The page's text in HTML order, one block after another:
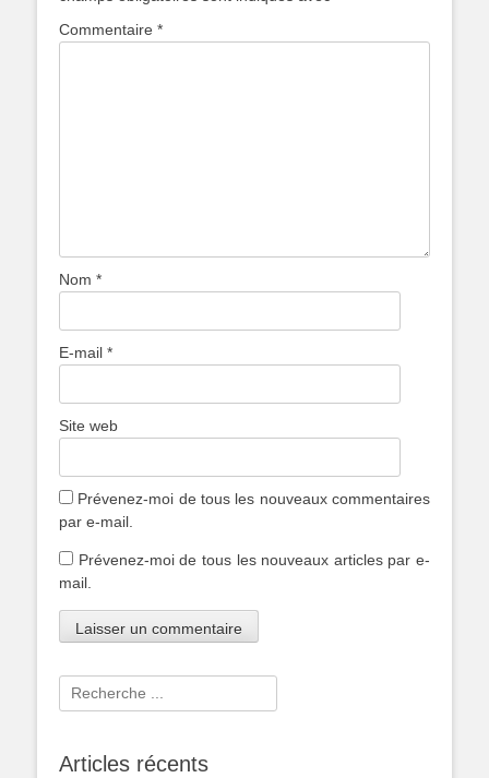
Commentaire *
Nom *
E-mail *
Site web
Prévenez-moi de tous les nouveaux commentaires
par e-mail.
Prévenez-moi de tous les nouveaux articles par e-
mail.
Rechercher :
Articles récents